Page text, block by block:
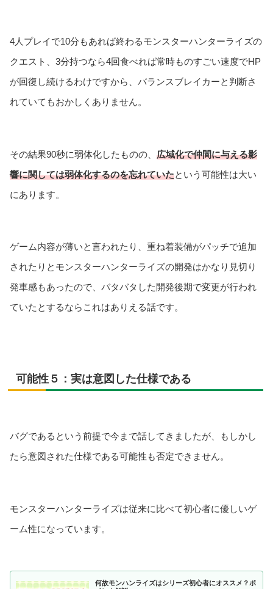
4人プレイで10分もあれば終わるモンスターハンターライズの
クエスト、3分持つなら4回食べれば常時ものすごい速度でHP
が回復し続けるわけですから、バランスブレイカーと判断さ
れていてもおかしくありません。
その結果90秒に弱体化したものの、 広域化で仲間に与える影
響に関しては弱体化するのを忘れていたという可能性は大い
にあります。
ゲーム内容が薄いと言われたり、重ね着装備がパッチで追加
されたりとモンスターハンターライズの開発はかなり見切り
発車感もあったので、バタバタした開発後期で変更が行われ
ていたとするならこれはありえる話です。
可能性５：実は意図した仕様である
バグであるという前提で今まで話してきましたが、もしかし
たら意図された仕様である可能性も否定できません。
モンスターハンターライズは従来に比べて初心者に優しいゲ
ーム性になっています。
何故モンハンライズはシリーズ初心者にオススメ？ポ